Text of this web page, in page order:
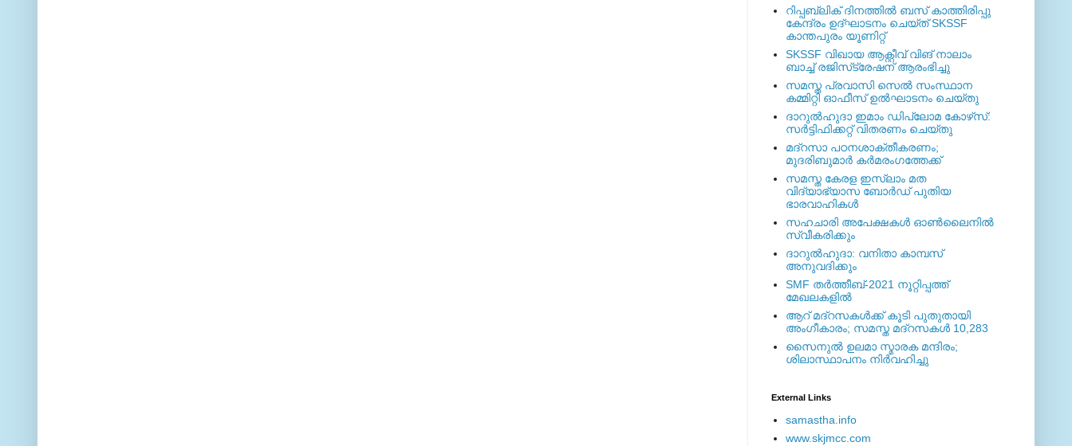
റിപ്പബ്ലിക് ദിനത്തില്‍ ബസ് കാത്തിരിപ്പു
കേന്ദ്രം ഉദ്ഘാടനം ചെയ്ത്‌ SKSSF
കാന്തപുരം യൂണിറ്റ്
SKSSF വിഖായ ആക്റ്റീവ് വിങ് നാലാം
ബാച്ച് രജിസ്‌ട്രേഷന് ആരംഭിച്ചു
സമസ്ത പ്രവാസി സെല്‍ സംസ്ഥാന
കമ്മിറ്റി ഓഫീസ് ഉല്‍ഘാടനം ചെയ്തു
ദാറുല്‍ഹുദാ ഇമാം ഡിപ്ലോമ കോഴ്‌സ്:
സര്‍ട്ടിഫിക്കറ്റ് വിതരണം ചെയ്തു
മദ്‌റസാ പഠനശാക്തീകരണം;
മുദരിബുമാര്‍ കര്‍മരംഗത്തേക്ക്
സമസ്ത കേരള ഇസ്ലാം മത
വിദ്യാഭ്യാസ ബോര്‍ഡ് പുതിയ
ഭാരവാഹികള്‍
സഹചാരി അപേക്ഷകൾ ഓൺലൈനിൽ
സ്വീകരിക്കും
ദാറുല്‍ഹുദാ: വനിതാ കാമ്പസ്
അനുവദിക്കും
SMF തര്‍ത്തീബ്-2021 നൂറ്റിപ്പത്ത്
മേഖലകളില്‍
ആറ് മദ്റസകള്‍ക്ക് കൂടി പുതുതായി
അംഗീകാരം; സമസ്ത മദ്റസകള്‍ 10,283
സൈനുല്‍ ഉലമാ സ്മാരക മന്ദിരം;
ശിലാസ്ഥാപനം നിര്‍വഹിച്ചു
External ‎Links
samastha.info
www.skjmcc.com